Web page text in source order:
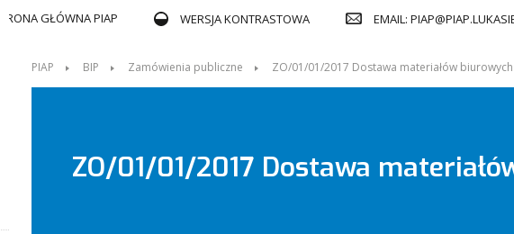
STRONA GŁÓWNA PIAP WERSJA KONTRASTOWA EMAIL:
PIAP BIP Zamówienia publiczne ZO/01/01/2017 Dostawa materiałów
ZO/01/01/2017 Dostawa